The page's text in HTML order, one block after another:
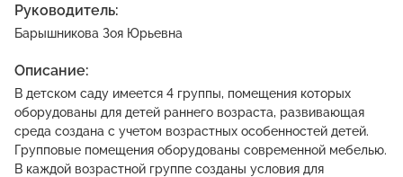
Руководитель:
Барышникова Зоя Юрьевна
Описание:
В детском саду имеется 4 группы, помещения которых
оборудованы для детей раннего возраста, развивающая
среда создана с учетом возрастных особенностей детей.
Групповые помещения оборудованы современной мебелью.
В каждой возрастной группе созданы условия для